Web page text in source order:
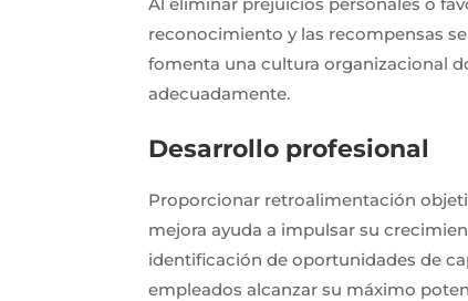
reconocimiento y las recompensas
fomenta una cultura organizacional
adecuadamente.
Desarrollo profesional
Proporcionar retroalimentación
mejora ayuda a impulsar su
identificación de oportunidades de
empleados alcanzar su máximo